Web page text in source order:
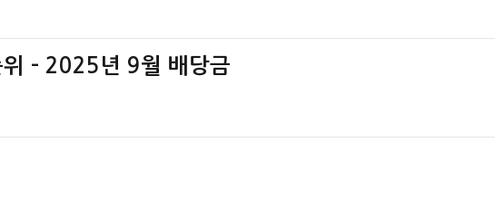
위 – 2025년 9월 배당금